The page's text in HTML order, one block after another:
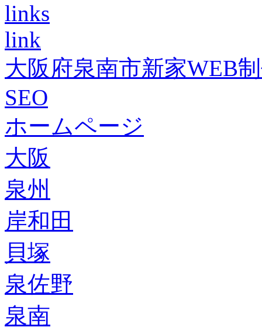
links
link
大阪府泉南市新家WEB
SEO
ホームページ
大阪
泉州
岸和田
貝塚
泉佐野
泉南